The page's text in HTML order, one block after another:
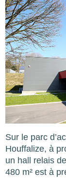
Sur le parc
Houffalize, à
un hall relais
480 m² est à